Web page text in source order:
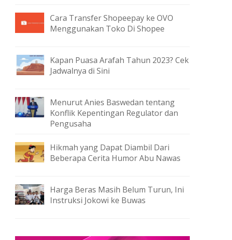
Cara Transfer Shopeepay ke OVO
Menggunakan Toko Di Shopee
Kapan Puasa Arafah Tahun 2023? Cek
Jadwalnya di Sini
Menurut Anies Baswedan tentang
Konflik Kepentingan Regulator dan
Pengusaha
Hikmah yang Dapat Diambil Dari
Beberapa Cerita Humor Abu Nawas
Harga Beras Masih Belum Turun, Ini
Instruksi Jokowi ke Buwas